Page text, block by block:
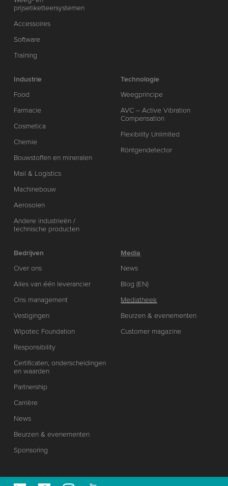
prijsetiketteersystemen
Accessoires
Software
Training
Industrie
Food
Farmacie
Cosmetica
Chemie
Bouwstoffen en mineralen
Mail & Logistics
Machinebouw
Aerosolen
Andere industrieën /
technische producten
Technologie
Weegprincipe
AVC – Active Vibration
Compensation
Flexibility Unlimited
Röntgendetector
Bedrijven
Over ons
Alles van één leverancier
Ons management
Vestigingen
Wipotec Foundation
Responsibility
Certificaten, onderscheidingen
en waarden
Partnership
Carrière
News
Beurzen & evenementen
Sponsoring
Media
News
Blog (EN)
Mediatheek
Beurzen & evenementen
Customer magazine